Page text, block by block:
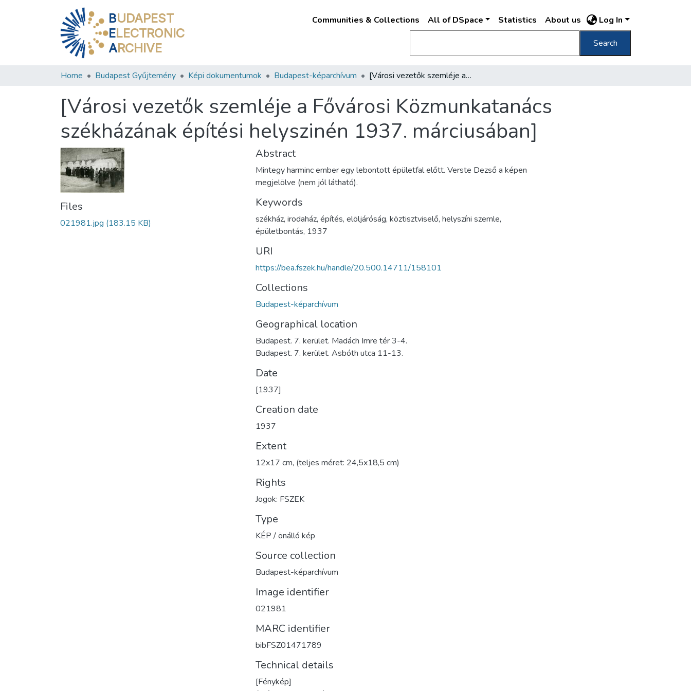
BUDAPEST
ELECTRONIC
ARCHIVE
Communities & Collections All of DSpace Statistics About us Log In
Search
Home Budapest Gyűjtemény Képi dokumentumok Budapest-képarchívum [Városi vezetők szemléje a Fővárosi Közmunkatanács székházának építési helyszinén 1937. márciusában]
[Városi vezetők szemléje a Fővárosi Közmunkatanács
székházának építési helyszinén 1937. márciusában]
Files
021981.jpg (183.15 KB)
Abstract
Mintegy harminc ember egy lebontott épületfal előtt. Verste Dezső a képen
megjelölve (nem jól látható).
Keywords
székház, irodaház, építés, elöljáróság, köztisztviselő, helyszíni szemle,
épületbontás, 1937
URI
https://bea.fszek.hu/handle/20.500.14711/158101
Collections
Budapest-képarchívum
Geographical location
Budapest. 7. kerület. Madách Imre tér 3-4.
Budapest. 7. kerület. Asbóth utca 11-13.
Date
[1937]
Creation date
1937
Extent
12x17 cm, (teljes méret: 24,5x18,5 cm)
Rights
Jogok: FSZEK
Type
KÉP / önálló kép
Source collection
Budapest-képarchívum
Image identifier
021981
MARC identifier
bibFSZ01471789
Technical details
[Fénykép]